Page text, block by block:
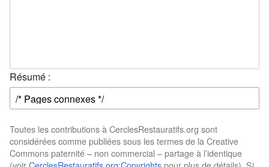
Résumé :
Toutes les contributions à CerclesRestauratifs.org sont
considérées comme publiées sous les termes de la Creative
Commons paternité – non commercial – partage à l’identique